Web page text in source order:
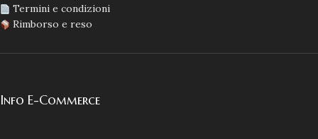
Termini e condizioni
Rimborso e reso
Info E-Commerce